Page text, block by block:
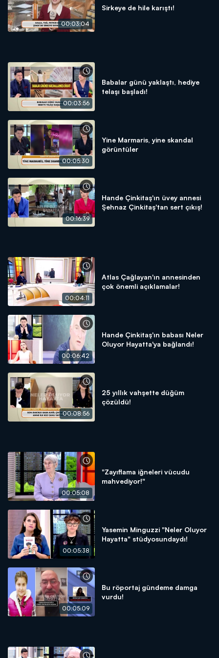
00:03:04
Sirkeye de hile karıştı!
00:03:56
Babalar günü yaklaştı, hediye
telaşı başladı!
00:05:30
Yine Marmaris, yine skandal
görüntüler
00:16:39
Hande Çinkitaş'ın üvey annesi
Şehnaz Çinkitaş'tan sert çıkış!
00:04:11
Atlas Çağlayan'ın annesinden
çok önemli açıklamalar!
00:06:42
Hande Çinkitaş'ın babası Neler
Oluyor Hayatta'ya bağlandı!
00:08:56
25 yıllık vahşette düğüm
çözüldü!
00:05:08
"Zayıflama iğneleri vücudu
mahvediyor!"
00:05:38
Yasemin Minguzzi "Neler Oluyor
Hayatta" stüdyosundaydı!
00:05:09
Bu röportaj gündeme damga
vurdu!